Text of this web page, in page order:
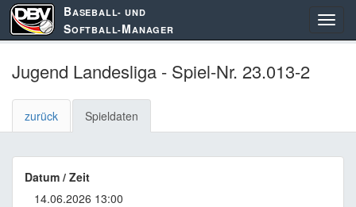
BASEBALL- UND
SOFTBALL-MANAGER
Jugend Landesliga - Spiel-Nr. 23.013-2
zurück Spieldaten
Datum / Zeit
14.06.2026 13:00